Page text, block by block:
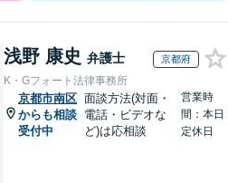
浅野 康史 弁護士 京都府
K・Gフォート法律事務所
京都市南区
からも相談
受付中
面談方法(対面・
電話・ビデオな
ど)は応相談
営業時
間：本日
定休日